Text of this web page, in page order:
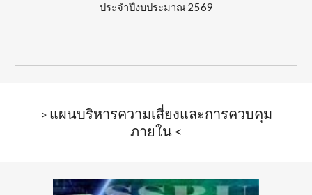
ประจำปีงบประมาณ 2569
> แผนบริหารความเสี่ยงและการควบคุม
ภายใน<